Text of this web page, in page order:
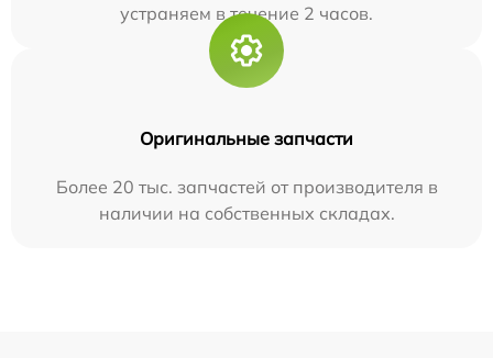
устраняем в течение 2 часов.
Оригинальные запчасти
Более 20 тыс. запчастей от производителя в
наличии на собственных складах.